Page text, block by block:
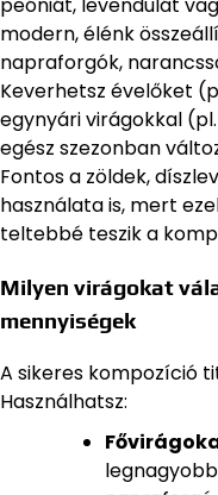
modern, élénk
napraforgók,
Keverhetsz évelőket
egynyári virágokkal
egész szezonban
Fontos a zöldek,
használata is, mert
teltebbé teszik a
Milyen virágokat
mennyiségek
A sikeres kompozíció
Használhatsz: